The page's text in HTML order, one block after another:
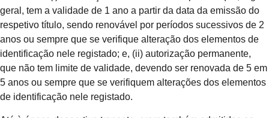
geral, tem a validade de 1 ano a partir da data da emissão do
respetivo título, sendo renovável por períodos sucessivos de 2
anos ou sempre que se verifique alteração dos elementos de
identificação nele registado; e, (ii) autorização permanente,
que não tem limite de validade, devendo ser renovada de 5 em
5 anos ou sempre que se verifiquem alterações dos elementos
de identificação nele registado.